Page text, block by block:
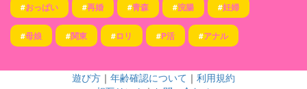
#おっぱい #再婚 #青森 #浣腸 #妊婦
#母娘 #関東 #ロリ #P活 #アナル
遊び方 ｜ 年齢確認について ｜ 利用規約